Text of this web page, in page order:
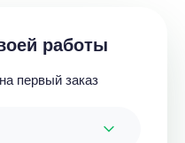
работы
на первый заказ